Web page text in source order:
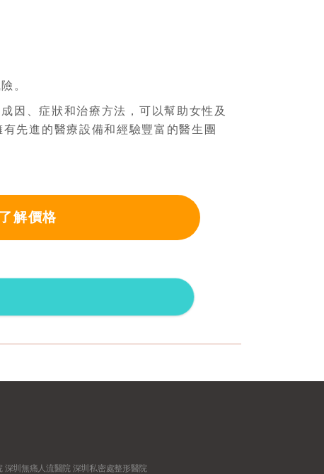
。
因、症狀和治療方法，可以幫助女性及
先進的醫療設備和經驗豐富的醫生團
了解價格
深圳無痛人流醫院 深圳私密處整形醫院